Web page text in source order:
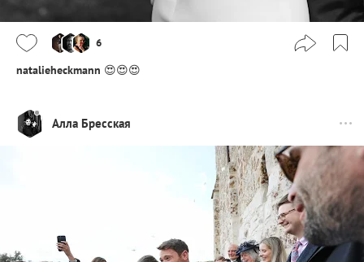
6
natalieheckmann 😍😍😍
Алла Бресская